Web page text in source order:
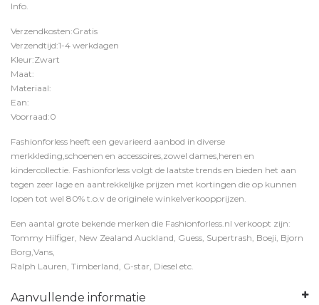
Info.
Verzendkosten:Gratis
Verzendtijd:1-4 werkdagen
Kleur:Zwart
Maat:
Materiaal:
Ean:
Voorraad:0
Fashionforless heeft een gevarieerd aanbod in diverse
merkkleding,schoenen en accessoires,zowel dames,heren en
kindercollectie. Fashionforless volgt de laatste trends en bieden het aan
tegen zeer lage en aantrekkelijke prijzen met kortingen die op kunnen
lopen tot wel 80% t.o.v de originele winkelverkoopprijzen.
Een aantal grote bekende merken die Fashionforless.nl verkoopt zijn:
Tommy Hilfiger, New Zealand Auckland, Guess, Supertrash, Boeji, Bjorn
Borg,Vans,
Ralph Lauren, Timberland, G-star, Diesel etc.
Aanvullende informatie